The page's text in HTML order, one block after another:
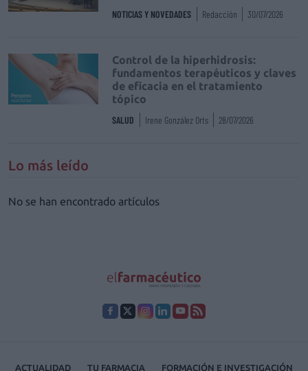
NOTICIAS Y NOVEDADES Redacción 30/07/2026
Control de la hiperhidrosis:
fundamentos terapéuticos y claves
de eficacia en el tratamiento
tópico
SALUD Irene González Orts 28/07/2026
Lo más leído
No se han encontrado artículos
ACTUALIDAD TU FARMACIA FORMACIÓN E INVESTIGACIÓN